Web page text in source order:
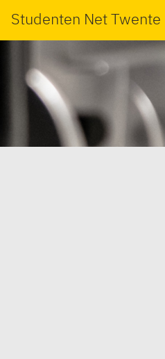
Studenten Net Twente